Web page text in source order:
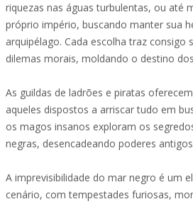
riquezas nas águas turbulentas, ou até
próprio império, buscando manter sua
arquipélago. Cada escolha traz consigo
dilemas morais, moldando o destino
As guildas de ladrões e piratas
aqueles dispostos a arriscar tudo em
os magos insanos exploram os
negras, desencadeando poderes
A imprevisibilidade do mar negro é um
cenário, com tempestades furiosas,